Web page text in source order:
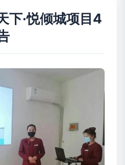
下·悦倾城项目4